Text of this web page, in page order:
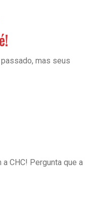
mas seus
CHC! Pergunta que a